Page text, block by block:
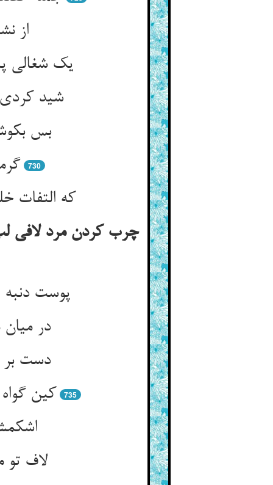
از
یک شغالی
شید
بس
730
که التفات
چرب کردن مرد لافی
پوست
در
دست بر
کین
735
لاف تو